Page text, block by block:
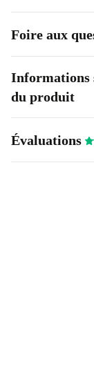
Foire aux
Informations
du produit
Évaluations